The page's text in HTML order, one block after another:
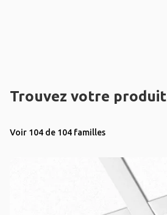
Trouvez votre produit
Voir 104 de 104 familles